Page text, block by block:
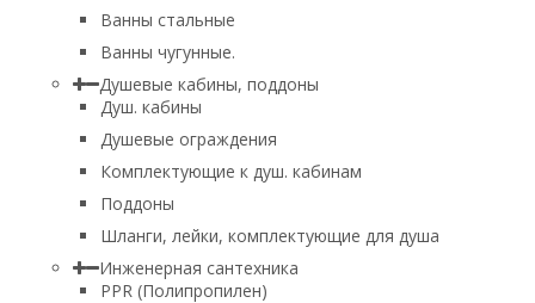
Ванны стальные
Ванны чугунные.
Душевые кабины, поддоны
Душ. кабины
Душевые ограждения
Комплектующие к душ. кабинам
Поддоны
Шланги, лейки, комплектующие для душа
Инженерная сантехника
PPR (Полипропилен)